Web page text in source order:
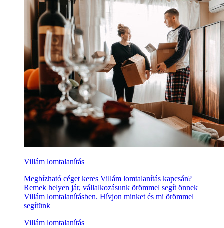
Villám lomtalanítás
Megbízható céget keres Villám lomtalanítás kapcsán?
Remek helyen jár, vállalkozásunk örömmel segít önnek
Villám lomtalanításben. Hívjon minket és mi örömmel
segítünk
Villám lomtalanítás